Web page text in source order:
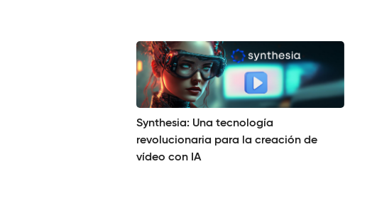
Synthesia: Una tecnología
revolucionaria para la creación de
vídeo con IA